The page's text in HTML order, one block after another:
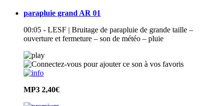
parapluie grand AR 01
00:05 - LESF | Bruitage de parapluie de grande taille –
ouverture et fermeture – son de météo – pluie
MP3 2,40€